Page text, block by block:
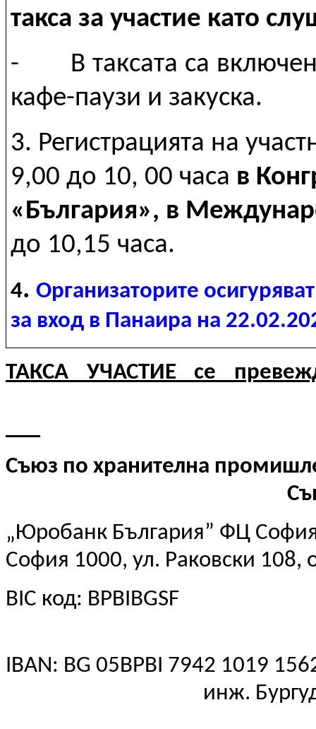
такса за участие като
-
В таксата са
кафе-паузи и закуска.
3. Регистрацията на
9,00 до 10, 00 часа в
«България», в
до 10,15 часа.
4. Организаторите
за вход в Панаира на 22
ТАКСА УЧАСТИЕ се
Съюз по хранителна
Съюз по
„Юробанк
София 1000, ул. Раковски 108,
BIC код:
IBAN: BG 05BPBI 7942
инж. Бургуджиева,